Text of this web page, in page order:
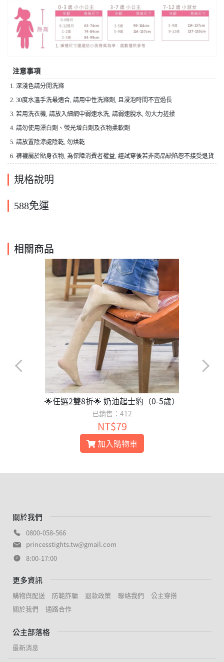
注意事項
1. 深淺色請分開洗滌
2. 30度水溫手洗最適合, 請用中性洗滌劑, 且浸泡時間不宜過長
3. 若用洗衣機, 請放入細網中弱速水洗, 請弱速脫水, 勿大力搓揉
4. 請勿使用漂白劑、螢光增白劑及衣物柔軟劑
5. 請放置陰涼處陰乾, 勿烘乾
6. 褲襪屬於貼身衣物, 為保障消費者權益, 經試穿後若非商品缺陷恕不接受退貨
規格說明
588免運
相關商品
🌟任選2雙8折🌟 奶油起士豹（0-5歲）
已銷售：412
NT$79
加入購物車
關於我們
0800-058-566
princesstights.tw@gmail.com
8:00-17:00
更多資訊
購物與配送 防範詐騙 退款政策 聯絡我們
公主穿搭
關於我們
通路合作
公主部落格
最新消息